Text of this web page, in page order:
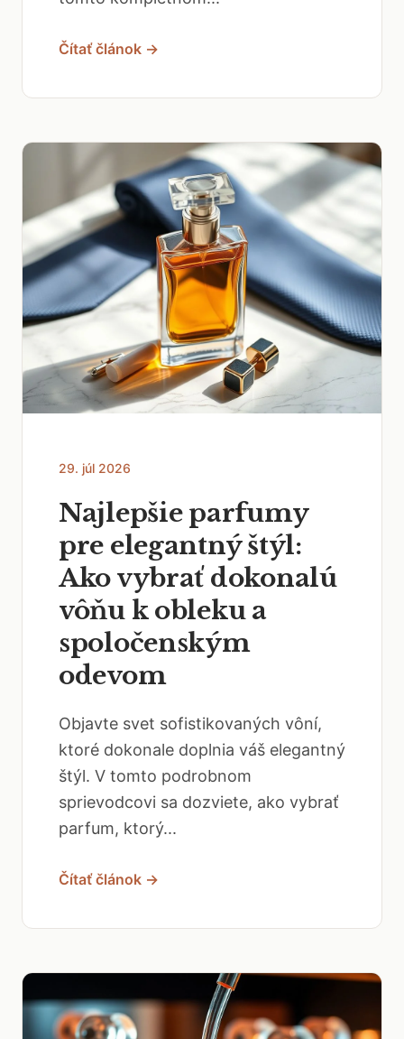
Čítať článok →
29. júl 2026
Najlepšie parfumy
pre elegantný štýl:
Ako vybrať dokonalú
vôňu k obleku a
spoločenským
odevom
Objavte svet sofistikovaných vôní,
ktoré dokonale doplnia váš elegantný
štýl. V tomto podrobnom
sprievodcovi sa dozviete, ako vybrať
parfum, ktorý...
Čítať článok →